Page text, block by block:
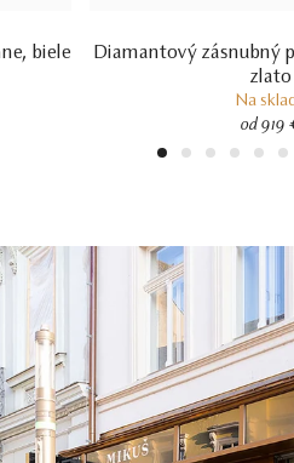
biele
Diamantový zásnubný
zlato
Na
od 919
1 2 3 4 5 6